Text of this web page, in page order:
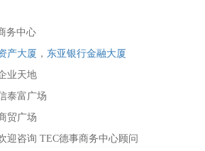
务中心
产大厦 ， 东亚银行金融大厦
企业天地
信泰富广场
商贸广场
欢迎咨询 TEC德事商务中心顾问